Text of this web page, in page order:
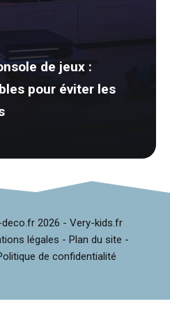
de jeux :
pour éviter les
2026 - Very-kids.fr
légales - Plan du site -
de confidentialité